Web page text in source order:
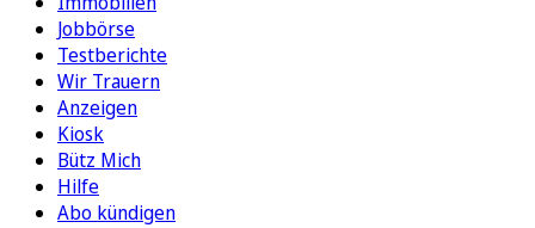
Jobbörse
Testberichte
Wir Trauern
Anzeigen
Kiosk
Bütz Mich
Hilfe
Abo kündigen